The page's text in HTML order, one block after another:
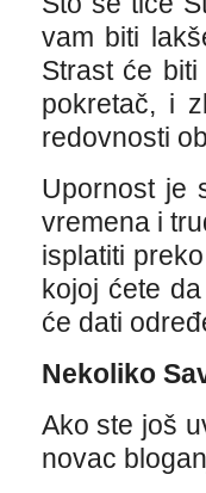
vam biti
Strast će
pokretač, i
redovnosti
Upornost je
vremena i
isplatiti
kojoj ćete
će dati
Nekoliko
Ako ste još
novac